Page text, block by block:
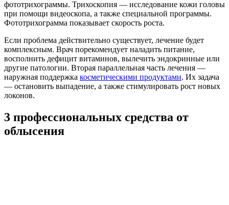
фототрихограммы. Трихоскопия — исследование кожи головы
при помощи видеоскопа, а также специальной программы.
Фототрихограмма показывает скорость роста.
Если проблема действительно существует, лечение будет
комплексным. Врач порекомендует наладить питание,
восполнить дефицит витаминов, вылечить эндокринные или
другие патологии. Вторая параллельная часть лечения —
наружная поддержка косметическими продуктами. Их задача
— остановить выпадение, а также стимулировать рост новых
локонов.
3 профессиональных средства от
облысения